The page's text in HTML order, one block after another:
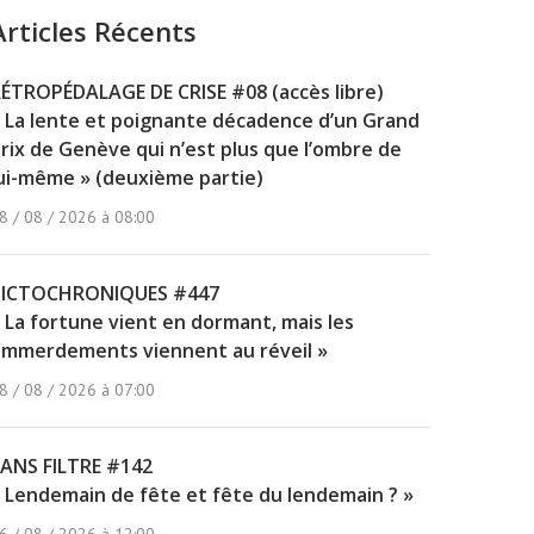
Récents
DE CRISE #08 (accès libre)
La lente et poignante décadence d’un Grand
de Genève qui n’est plus que l’ombre de
même » (deuxième partie)
/ 08 / 2026 à 08:00
#447
La fortune vient en dormant, mais les
viennent au réveil »
/ 08 / 2026 à 07:00
FILTRE #142
Lendemain de fête et fête du lendemain ? »